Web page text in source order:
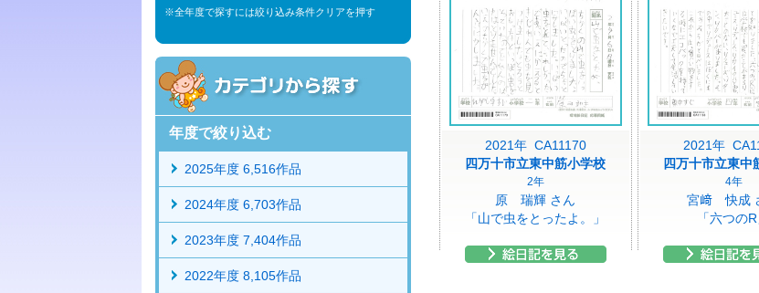
2021年 CA11170
四万十市立東中筋小学校
2年
原 瑞輝 さん
「山で虫をとったよ。」
2021年
四万十市立東中
4年
宮﨑 快成
「六つのR
※全年度で探すには絞り込み条件クリアを押す
年度で絞り込む
2025年度 6,516作品
2024年度 6,703作品
2023年度 7,404作品
2022年度 8,105作品